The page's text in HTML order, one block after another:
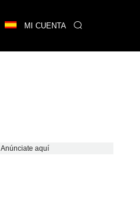
MI CUENTA
Anúnciate aquí